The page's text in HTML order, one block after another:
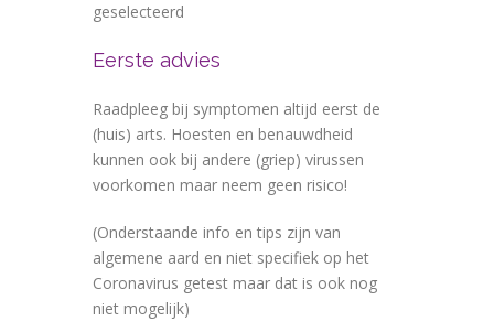
geselecteerd
Eerste advies
Raadpleeg bij symptomen altijd eerst de
(huis) arts. Hoesten en benauwdheid
kunnen ook bij andere (griep) virussen
voorkomen maar neem geen risico!
(Onderstaande info en tips zijn van
algemene aard en niet specifiek op het
Coronavirus getest maar dat is ook nog
niet mogelijk)